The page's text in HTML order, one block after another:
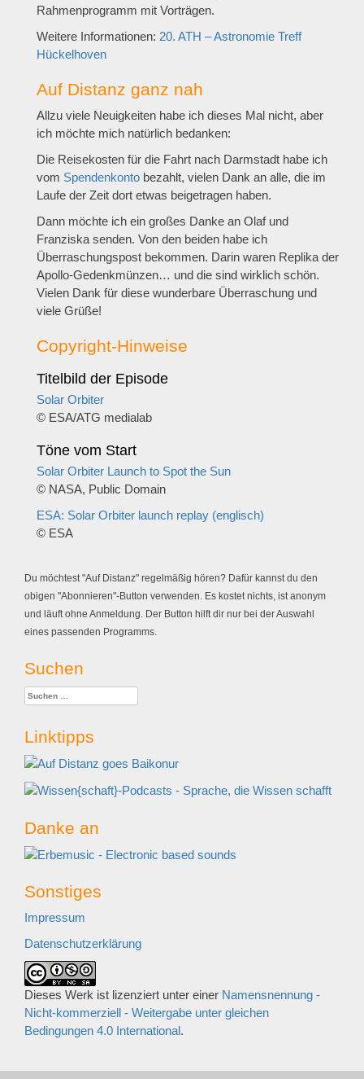
Rahmenprogramm mit Vorträgen.
Weitere Informationen: 20. ATH – Astronomie Treff
Hückelhoven
Auf Distanz ganz nah
Allzu viele Neuigkeiten habe ich dieses Mal nicht, aber
ich möchte mich natürlich bedanken:
Die Reisekosten für die Fahrt nach Darmstadt habe ich
vom Spendenkonto bezahlt, vielen Dank an alle, die im
Laufe der Zeit dort etwas beigetragen haben.
Dann möchte ich ein großes Danke an Olaf und
Franziska senden. Von den beiden habe ich
Überraschungspost bekommen. Darin waren Replika der
Apollo-Gedenkmünzen… und die sind wirklich schön.
Vielen Dank für diese wunderbare Überraschung und
viele Grüße!
Copyright-Hinweise
Titelbild der Episode
Solar Orbiter
© ESA/ATG medialab
Töne vom Start
Solar Orbiter Launch to Spot the Sun
© NASA, Public Domain
ESA: Solar Orbiter launch replay (englisch)
© ESA
Du möchtest "Auf Distanz" regelmäßig hören? Dafür kannst du den
obigen "Abonnieren"-Button verwenden. Es kostet nichts, ist anonym
und läuft ohne Anmeldung. Der Button hilft dir nur bei der Auswahl
eines passenden Programms.
Suchen
Suchen
Linktipps
Danke an
Sonstiges
Impressum
Datenschutzerklärung
Dieses Werk ist lizenziert unter einer Namensnennung -
Nicht-kommerziell - Weitergabe unter gleichen
Bedingungen 4.0 International.